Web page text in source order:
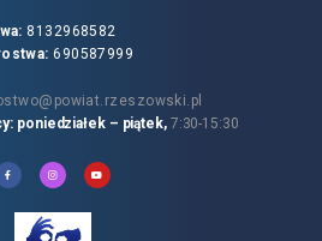
8132968582
690587999
poniedziałek – piątek, 7:30-15:30